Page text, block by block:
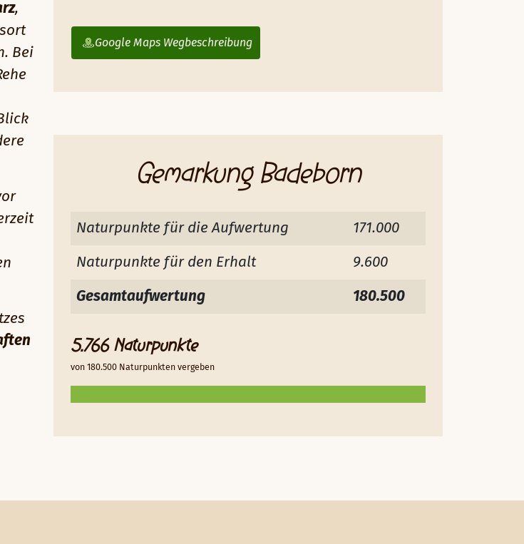
,
Bei
Google Maps Wegbeschreibung
Gemarkung Badeborn
Naturpunkte für die Aufwertung 171.000
Naturpunkte für den Erhalt 9.600
Gesamtaufwertung 180.500
5.766 Naturpunkte
von 180.500 Naturpunkten vergeben